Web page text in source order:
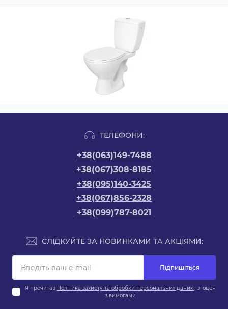
ТЕЛЕФОНИ:
+38(063)149-7488
+38(067)308-8185
+38(095)140-3425
+38(067)856-2328
+38(099)787-8021
СЛІДКУЙТЕ ЗА НОВИНКАМИ ТА АКЦІЯМИ:
Підпишіться
Я прочитав Політика захисту та обробки персональних даних і згоден
з вимогами